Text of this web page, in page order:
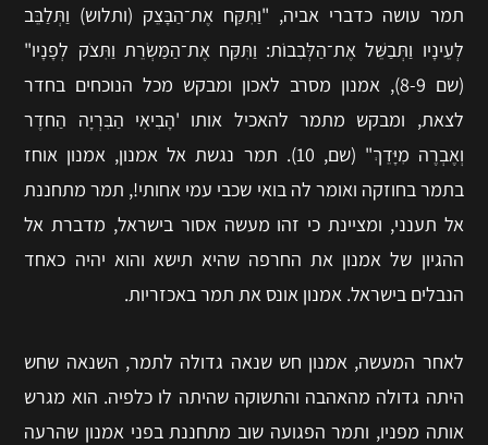
תמר עושה כדברי אביה, "וַתִּקַּח אֶת־הַבָּצֵק (ותלוש) וַתְּלַבֵּב
לְעֵינָיו וַתְּבַשֵּׁל אֶת־הַלְּבִבוֹת: וַתִּקַּח אֶת־הַמַּשְׂרֵת וַתִּצֹק לְפָנָיו"
(שם 8-9), אמנון מסרב לאכון ומבקש מכל הנוכחים בחדר
לצאת, ומבקש מתמר להאכיל אותו 'הָבִיאִי הַבִּרְיָה הַחדֶר
וְאֶבְרֶה מִיָּדֵךְ" (שם, 10). תמר נגשת אל אמנון, אמנון אוחז
בתמר בחוזקה ואומר לה בואי שכבי עמי אחותי!, תמר מתחננת
אל תענני, ומציינת כי זהו מעשה אסור בישראל, מדברת אל
ההגיון של אמנון את החרפה שהיא תישא והוא יהיה כאחד
הנבלים בישראל. אמנון אונס את תמר באכזריות.
לאחר המעשה, אמנון חש שנאה גדולה לתמר, השנאה שחש
היתה גדולה מהאהבה והתשוקה שהיתה לו כלפיה. הוא מגרש
אותה מפניו, ותמר הפגועה שוב מתחננת בפני אמנון שהרעה